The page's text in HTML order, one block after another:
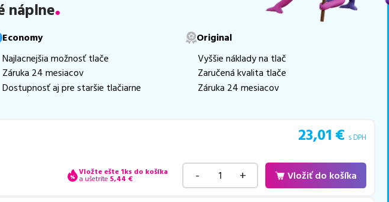
najvhodnejšie, alebo máte akékoľvek ďalšie otázky,
náplne
Economy
Najlacnejšia možnosť tlače
Záruka 24 mesiacov
Dostupnosť aj pre staršie tlačiarne
Original
Vyššie náklady na tlač
Zaručená kvalita tlače
Záruka 24 mesiacov
23,01 € s DPH
Vložte ešte 1ks do košíka
a ušetríte 5,44 € - + Vložiť do košíka